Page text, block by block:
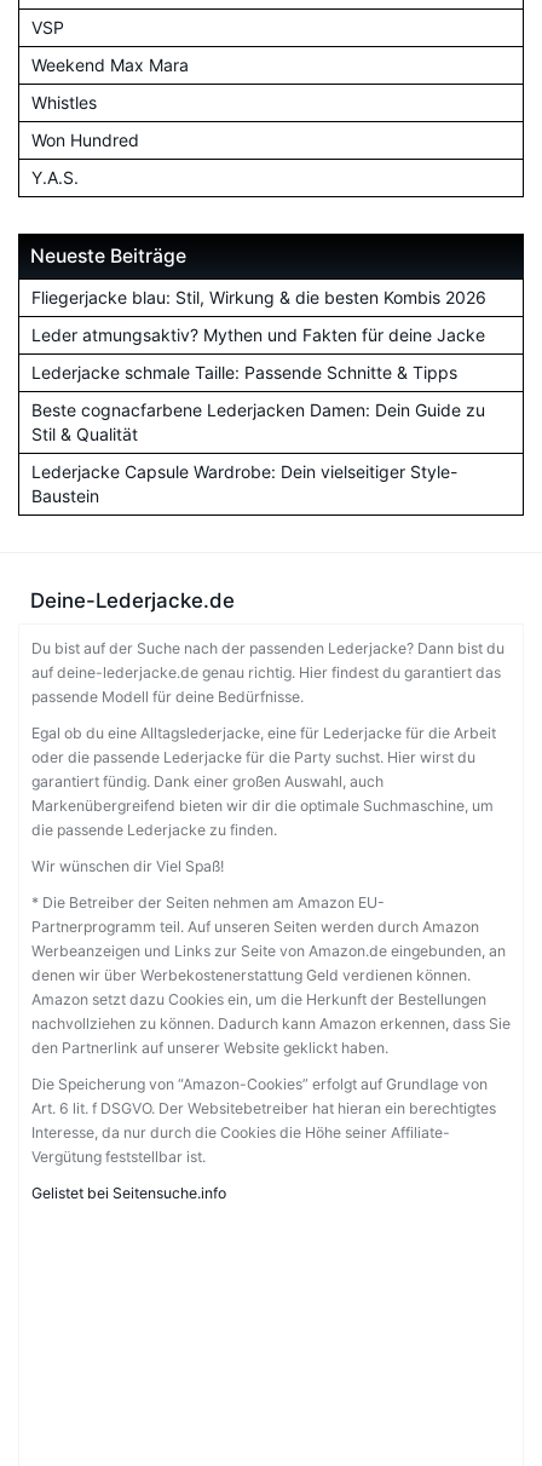
VSP
Weekend Max Mara
Whistles
Won Hundred
Y.A.S.
Neueste Beiträge
Fliegerjacke blau: Stil, Wirkung & die besten Kombis 2026
Leder atmungsaktiv? Mythen und Fakten für deine Jacke
Lederjacke schmale Taille: Passende Schnitte & Tipps
Beste cognacfarbene Lederjacken Damen: Dein Guide zu
Stil & Qualität
Lederjacke Capsule Wardrobe: Dein vielseitiger Style-
Baustein
Deine-Lederjacke.de
Du bist auf der Suche nach der passenden Lederjacke? Dann bist du
auf deine-lederjacke.de genau richtig. Hier findest du garantiert das
passende Modell für deine Bedürfnisse.
Egal ob du eine Alltagslederjacke, eine für Lederjacke für die Arbeit
oder die passende Lederjacke für die Party suchst. Hier wirst du
garantiert fündig. Dank einer großen Auswahl, auch
Markenübergreifend bieten wir dir die optimale Suchmaschine, um
die passende Lederjacke zu finden.
Wir wünschen dir Viel Spaß!
* Die Betreiber der Seiten nehmen am Amazon EU-
Partnerprogramm teil. Auf unseren Seiten werden durch Amazon
Werbeanzeigen und Links zur Seite von Amazon.de eingebunden, an
denen wir über Werbekostenerstattung Geld verdienen können.
Amazon setzt dazu Cookies ein, um die Herkunft der Bestellungen
nachvollziehen zu können. Dadurch kann Amazon erkennen, dass Sie
den Partnerlink auf unserer Website geklickt haben.
Die Speicherung von “Amazon-Cookies” erfolgt auf Grundlage von
Art. 6 lit. f DSGVO. Der Websitebetreiber hat hieran ein berechtigtes
Interesse, da nur durch die Cookies die Höhe seiner Affiliate-
Vergütung feststellbar ist.
Gelistet bei Seitensuche.info